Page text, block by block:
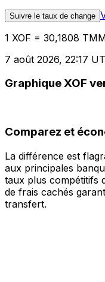
Suivre le taux de change
1 XOF = 30,1808
7 août 2026, 22:17
Graphique XOF
Comparez et
La différence est
aux principales
taux plus compétitifs
de frais cachés
transfert.